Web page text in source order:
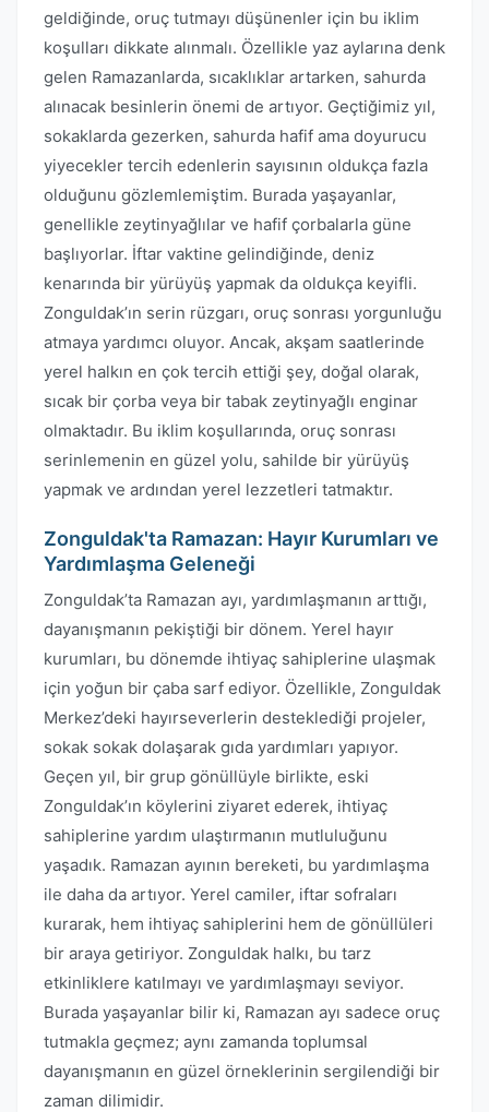
geldiğinde, oruç tutmayı düşünenler için bu iklim
koşulları dikkate alınmalı. Özellikle yaz aylarına denk
gelen Ramazanlarda, sıcaklıklar artarken, sahurda
alınacak besinlerin önemi de artıyor. Geçtiğimiz yıl,
sokaklarda gezerken, sahurda hafif ama doyurucu
yiyecekler tercih edenlerin sayısının oldukça fazla
olduğunu gözlemlemiştim. Burada yaşayanlar,
genellikle zeytinyağlılar ve hafif çorbalarla güne
başlıyorlar. İftar vaktine gelindiğinde, deniz
kenarında bir yürüyüş yapmak da oldukça keyifli.
Zonguldak’ın serin rüzgarı, oruç sonrası yorgunluğu
atmaya yardımcı oluyor. Ancak, akşam saatlerinde
yerel halkın en çok tercih ettiği şey, doğal olarak,
sıcak bir çorba veya bir tabak zeytinyağlı enginar
olmaktadır. Bu iklim koşullarında, oruç sonrası
serinlemenin en güzel yolu, sahilde bir yürüyüş
yapmak ve ardından yerel lezzetleri tatmaktır.
Zonguldak'ta Ramazan: Hayır Kurumları ve
Yardımlaşma Geleneği
Zonguldak’ta Ramazan ayı, yardımlaşmanın arttığı,
dayanışmanın pekiştiği bir dönem. Yerel hayır
kurumları, bu dönemde ihtiyaç sahiplerine ulaşmak
için yoğun bir çaba sarf ediyor. Özellikle, Zonguldak
Merkez’deki hayırseverlerin desteklediği projeler,
sokak sokak dolaşarak gıda yardımları yapıyor.
Geçen yıl, bir grup gönüllüyle birlikte, eski
Zonguldak’ın köylerini ziyaret ederek, ihtiyaç
sahiplerine yardım ulaştırmanın mutluluğunu
yaşadık. Ramazan ayının bereketi, bu yardımlaşma
ile daha da artıyor. Yerel camiler, iftar sofraları
kurarak, hem ihtiyaç sahiplerini hem de gönüllüleri
bir araya getiriyor. Zonguldak halkı, bu tarz
etkinliklere katılmayı ve yardımlaşmayı seviyor.
Burada yaşayanlar bilir ki, Ramazan ayı sadece oruç
tutmakla geçmez; aynı zamanda toplumsal
dayanışmanın en güzel örneklerinin sergilendiği bir
zaman dilimidir.